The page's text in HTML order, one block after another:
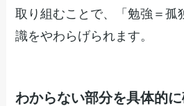
取り組むことで、「勉強＝孤
識をやわらげられます。
わからない部分を具体的